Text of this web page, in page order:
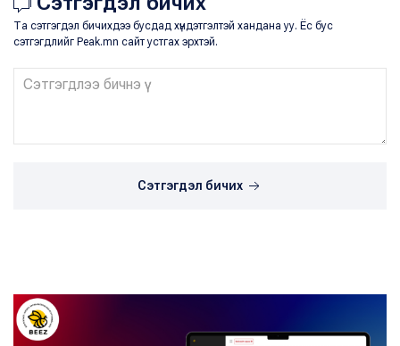
Та сэтгэгдэл бичихдээ бусдад хүндэтгэлтэй хандана уу. Ёс бус
сэтгэгдлийг Peak.mn сайт устгах эрхтэй.
Сэтгэгдэл бичих